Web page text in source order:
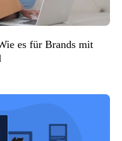
es für Brands mit